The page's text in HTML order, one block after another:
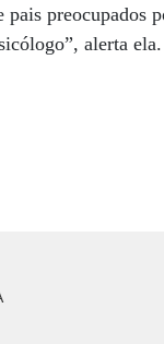
pais preocupados
alerta ela.